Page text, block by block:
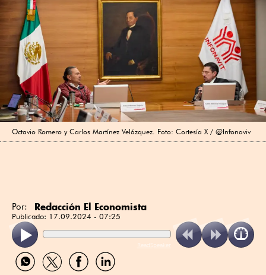
Octavio Romero y Carlos Martínez Velázquez. Foto: Cortesía X / @Infonaviv
Por: Redacción El Economista
Publicado: 17.09.2024 - 07:25
ReadSpeaker
Compartir
por
Compartir
por
Compartir
por
Compartir
por